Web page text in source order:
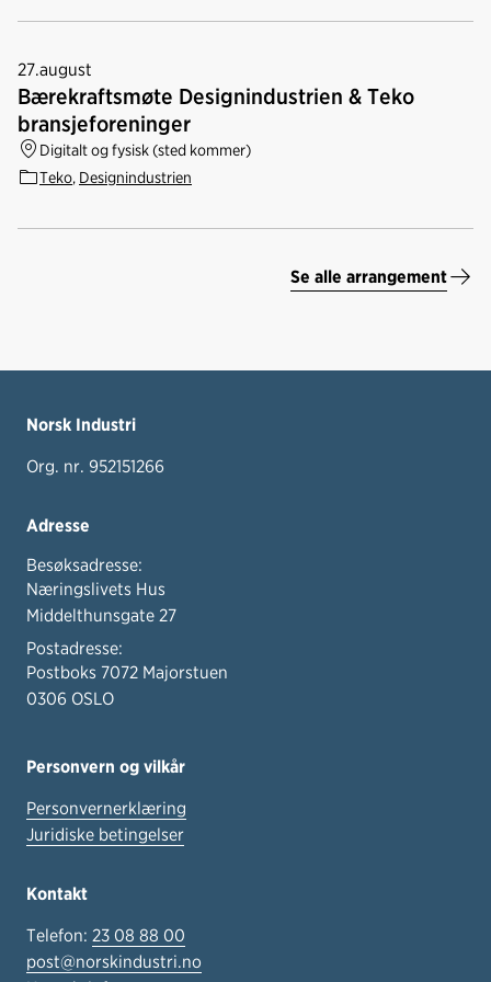
27.august
Bærekraftsmøte Designindustrien & Teko
bransjeforeninger
Digitalt og fysisk (sted kommer)
Teko, Designindustrien
Se alle arrangement
Norsk Industri
Org. nr. 952151266
Adresse
Besøksadresse:
Næringslivets Hus
Middelthunsgate 27
Postadresse:
Postboks 7072 Majorstuen
0306 OSLO
Personvern og vilkår
Personvernerklæring
Juridiske betingelser
Kontakt
Telefon: 23 08 88 00
post@norskindustri.no